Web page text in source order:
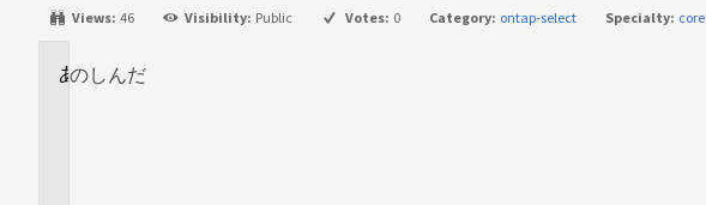
Views: 46 Visibility: Public Votes: 0 Category: ontap-select Specialty: core
に
のし んだ